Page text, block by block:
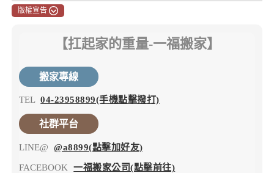
版權宣告
【扛起家的重量-一福搬家】
搬家專線
TEL 04-23958899(手機點擊撥打)
社群平台
LINE@ @a8899(點擊加好友)
FACEBOOK 一福搬家公司(點擊前往)